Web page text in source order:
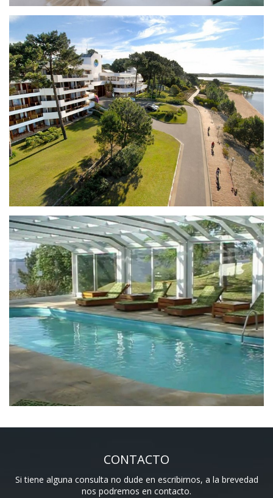
CONTACTO
Si tiene alguna consulta no dude en escribirnos, a la brevedad
nos podremos en contacto.